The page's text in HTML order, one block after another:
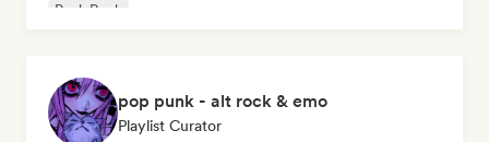
Punk Rock
pop punk - alt rock & emo
Playlist Curator